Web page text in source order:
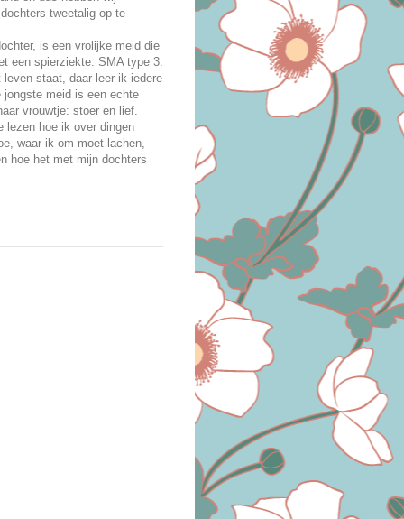
tweetalig op te
is een vrolijke meid die
een spierziekte: SMA type 3.
staat, daar leer ik iedere
jongste meid is een echte
vrouwtje: stoer en lief.
lezen hoe ik over dingen
waar ik om moet lachen,
hoe het met mijn dochters